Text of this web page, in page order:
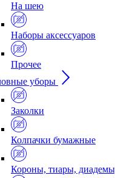
На шею
Наборы аксессуаров
Прочее
уборы
Заколки
Колпачки бумажные
Короны, тиары,